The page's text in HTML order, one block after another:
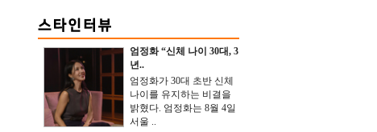
엄정화 “신체 나이 30대, 3
년..
엄정화가 30대 초반 신체
나이를 유지하는 비결을
밝혔다. 엄정화는 8월 4일
서울 ..